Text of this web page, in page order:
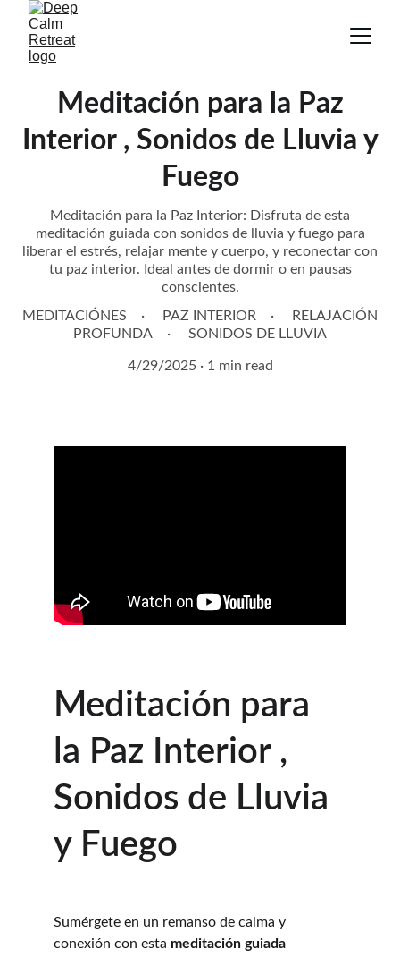
Meditación para la Paz
Interior , Sonidos de Lluvia y
Fuego
Meditación para la Paz Interior: Disfruta de esta
meditación guiada con sonidos de lluvia y fuego para
liberar el estrés, relajar mente y cuerpo, y reconectar con
tu paz interior. Ideal antes de dormir o en pausas
conscientes.
MEDITACIÓNES
PAZ INTERIOR
RELAJACIÓN
PROFUNDA
SONIDOS DE LLUVIA
4/29/2025 1 min read
Meditación para
la Paz Interior ,
Sonidos de Lluvia
y Fuego
Sumérgete en un remanso de calma y
conexión con esta meditación guiada